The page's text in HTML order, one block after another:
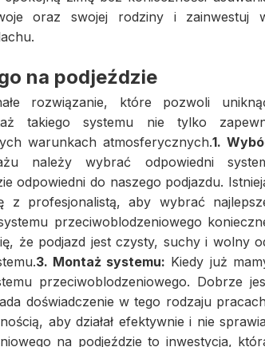
oraz swojej rodziny i zainwestuj
na podjeździe
rozwiązanie, które pozwoli
takiego systemu nie tylko
warunkach atmosferycznych.1.
należy wybrać odpowiedni
odpowiedni do naszego podjazdu.
z profesjonalistą, aby wybrać
przeciwoblodzeniowego
że podjazd jest czysty, suchy i wolny
3. Montaż systemu: Kiedy już
przeciwoblodzeniowego. Dobrze
doświadczenie w tego rodzaju
aby działał efektywnie i nie
na podjeździe to inwestycja,